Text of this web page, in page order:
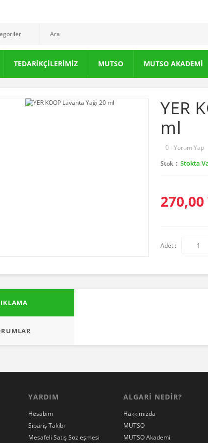
TEDARİKÇİLERİMİZ MUTSO MUTSO AKADEMİ
ml
YER
ml
0 - Yorum Yap
Stok
Stokta
270,00
Adet :
YARDIM
Hesabım
Sipariş Takibi
Mesafeli Satış Sözleşmesi
ALGARİ NEDİR?
Hakkımızda
MUTSO
MUTSO Akademi